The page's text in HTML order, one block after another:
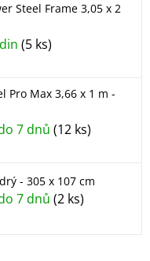
Steel Frame 3,05 x 2
(5 ks)
Pro Max 3,66 x 1 m -
7 dnů (12 ks)
- 305 x 107 cm
7 dnů (2 ks)